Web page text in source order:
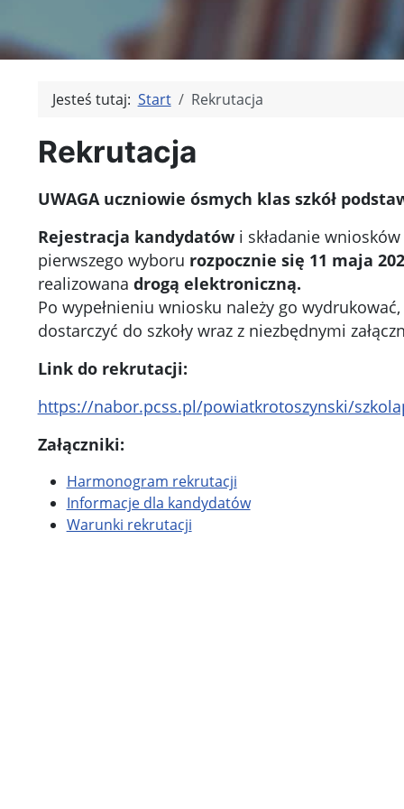
Jesteś tutaj: Start Rekrutacja
Rekrutacja
UWAGA uczniowie ósmych klas szkół
Rejestracja kandydatówi składanie wniosków
pierwszego wyboru rozpocznie się 11 maja
realizowana drogą elektroniczną.
Po wypełnieniu wniosku należy go
dostarczyć do szkoły wraz z niezbędnymi
Link do rekrutacji:
https://nabor.pcss.pl/powiatkrotoszynski/
Załączniki:
Harmonogram rekrutacji
Informacje dla kandydatów
Warunki rekrutacji